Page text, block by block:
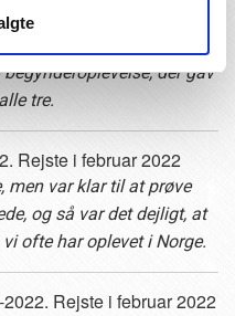
Det hele forløb uden
der gav
tre.
Rejste i februar 2022
men var klar til at prøve
og så var det dejligt, at
ofte har oplevet i Norge.
Rejste i februar 2022